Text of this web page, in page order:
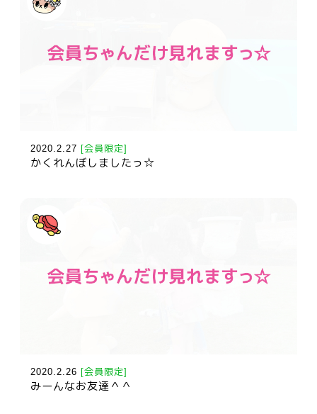
2020.2.27 [会員限定]
かくれんぼしましたっ☆
2020.2.26 [会員限定]
みーんなお友達＾＾